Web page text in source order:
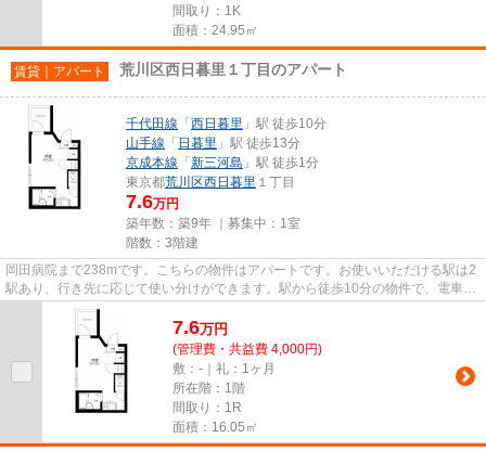
間取り：1K
面積：24.95㎡
賃貸｜アパート 荒川区西日暮里１丁目のアパート
千代田線 「 西日暮里 」駅 徒歩10分
山手線 「 日暮里 」駅 徒歩13分
京成本線 「 新三河島 」駅 徒歩1分
東京都荒川区西日暮里 １丁目
7.6万円
築年数：築9年 ｜募集中： 1室
階数：3階建
岡田病院まで238mです。こちらの物件はアパートです。お使いいただける駅は2
駅あり、行き先に応じて使い分けができます。駅から徒歩10分の物件で、電車で
の通勤にも便利な立地です。当...
7.6万円
(管理費・共益費 4,000円)
敷：-｜礼：1ヶ月
所在階：1階
間取り：1R
面積：16.05㎡